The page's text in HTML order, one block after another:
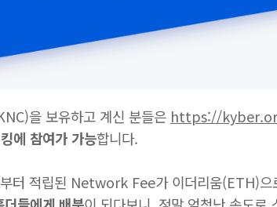
을 보유하고 계신 분들은 https://
에 참여가 가능합니다.
터 적립된 Network Fee가 이더리움(ETH)